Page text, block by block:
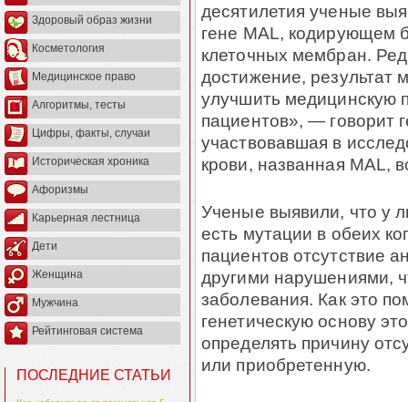
Здоровый образ жизни
Косметология
Медицинское право
Алгоритмы, тесты
Цифры, факты, случаи
Историческая хроника
Афоризмы
Карьерная лестница
Дети
Женщина
Мужчина
Рейтинговая система
ПОСЛЕДНИЕ СТАТЬИ
десятилетия ученые
гене MAL, кодирующем
клеточных мембран.
достижение, результат
улучшить медицинскую
пациентов», — говорит
участвовавшая в
крови, названная MAL,
Ученые выявили, что у
есть мутации в обеих
пациентов отсутствие
другими нарушениями,
заболевания. Как это
генетическую основу
определять причину
или приобретенную.